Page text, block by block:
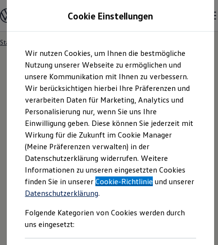
Hauptinhalt
springen
Footer
springen
Modelle & Konfigurator
Nutzfahrzeugkategorien entdecken
Modelle konfigurieren
Vorgängermodelle und Oldtimer
Vorgängermodelle
Oldtimer
Bulli Historie
Branchenlösungen & Gewerbekunden
Umbaulösungen und Hersteller finden
Auf- und Umbauten entdecken & konfigurieren
Groß- und Sonderkunden
Großkunden
Kommunen & Behörden
Journalisten
Sportvereine
Branchenlösungen
Bau & Handwerk
Gewerbliche Personenbeförderung
Service & mobile Werkstätten
Kurier, Logistik & Handel
Kühlfahrzeuge
Feuerwehr
ONE Business ID Vorteile
Startseite
IhreSuchergebnisse
Fragen rund um den Online-
Kauf
Wo finde ich Fahrzeuge, die für
Cookie Einstellungen
Wir nutzen Cookies, um Ihnen die bestmögliche
Nutzung unserer Webseite zu ermöglichen und
unsere Kommunikation mit Ihnen zu verbessern.
Wir berücksichtigen hierbei Ihre Präferenzen und
verarbeiten Daten für Marketing, Analytics und
Personalisierung nur, wenn Sie uns Ihre
Einwilligung geben. Diese können Sie jederzeit mit
Wirkung für die Zukunft im Cookie Manager
(Meine Präferenzen verwalten) in der
Datenschutzerklärung widerrufen. Weitere
Informationen zu unseren eingesetzten Cookies
finden Sie in unsererCookie-Richtlinie und unserer
Datenschutzerklärung.
Folgende Kategorien von Cookies werden durch
uns eingesetzt: